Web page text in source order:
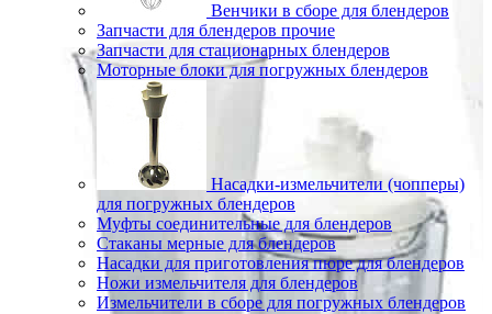
Венчики в сборе для блендеров
Запчасти для блендеров прочие
Запчасти для стационарных блендеров
Моторные блоки для погружных блендеров
Насадки-измельчители (чопперы)
для погружных блендеров
Муфты соединительные для блендеров
Стаканы мерные для блендеров
Насадки для приготовления пюре для блендеров
Ножи измельчителя для блендеров
Измельчители в сборе для погружных блендеров